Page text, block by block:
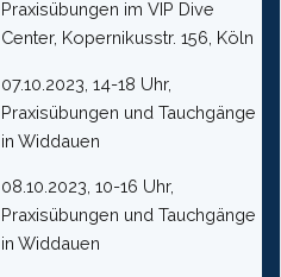
Praxisübungen im VIP Dive
Center, Kopernikusstr. 156, Köln
07.10.2023, 14-18 Uhr,
Praxisübungen und Tauchgänge
in Widdauen
08.10.2023, 10-16 Uhr,
Praxisübungen und Tauchgänge
in Widdauen